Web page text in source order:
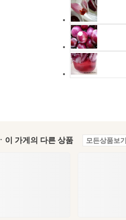
ㆍ이 가게의 다른 상품 모든상품보